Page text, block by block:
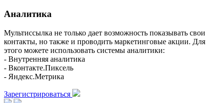
Аналитика
Мультиссылка не только дает возможность показывать свои
контакты, но также и проводить маркетинговые акции. Для
этого можете использовать системы аналитики:
- Внутренняя аналитика
- Вконтакте.Пиксель
- Яндекс.Метрика
Зарегистрироваться